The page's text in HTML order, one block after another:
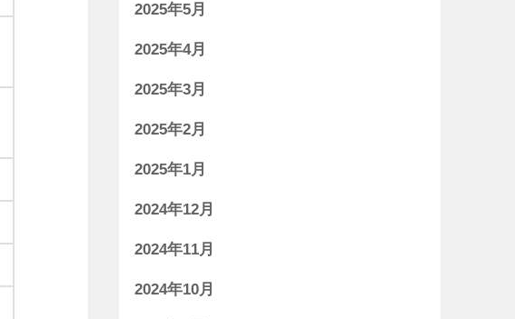
2025年5月
2025年4月
2025年3月
2025年2月
2025年1月
2024年12月
2024年11月
2024年10月